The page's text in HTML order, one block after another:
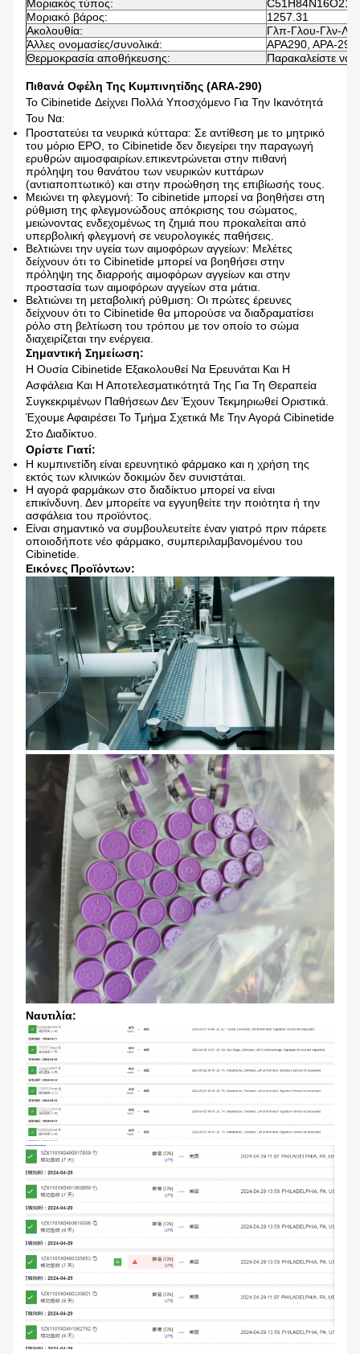
Μοριακός τύπος:
C51H84N16O21
Μοριακό βάρος:
1257.31
Ακολουθία:
Γλπ-Γλου-Γλν-
Άλλες ονομασίες/συνολικά:
ΑΡΑ290, ΑΡΑ-290
Θερμοκρασία αποθήκευσης:
Παρακαλείστε να
Πιθανά Οφέλη Της Κυμπινητίδης (ARA-290)
Το Cibinetide Δείχνει Πολλά Υποσχόμενο Για Την Ικανότητά
Του Να:
Προστατεύει τα νευρικά κύτταρα: Σε αντίθεση με το μητρικό
του μόριο EPO, το Cibinetide δεν διεγείρει την παραγωγή
ερυθρών αιμοσφαιρίων.επικεντρώνεται στην πιθανή
πρόληψη του θανάτου των νευρικών κυττάρων
(αντιαποπτωτικό) και στην προώθηση της επιβίωσής τους.
Μειώνει τη φλεγμονή: Το cibinetide μπορεί να βοηθήσει στη
ρύθμιση της φλεγμονώδους απόκρισης του σώματος,
μειώνοντας ενδεχομένως τη ζημιά που προκαλείται από
υπερβολική φλεγμονή σε νευρολογικές παθήσεις.
Βελτιώνει την υγεία των αιμοφόρων αγγείων: Μελέτες
δείχνουν ότι το Cibinetide μπορεί να βοηθήσει στην
πρόληψη της διαρροής αιμοφόρων αγγείων και στην
προστασία των αιμοφόρων αγγείων στα μάτια.
Βελτιώνει τη μεταβολική ρύθμιση: Οι πρώτες έρευνες
δείχνουν ότι το Cibinetide θα μπορούσε να διαδραματίσει
ρόλο στη βελτίωση του τρόπου με τον οποίο το σώμα
διαχειρίζεται την ενέργεια.
Σημαντική Σημείωση:
Η Ουσία Cibinetide Εξακολουθεί Να Ερευνάται Και Η
Ασφάλεια Και Η Αποτελεσματικότητά Της Για Τη Θεραπεία
Συγκεκριμένων Παθήσεων Δεν Έχουν Τεκμηριωθεί Οριστικά.
Έχουμε Αφαιρέσει Το Τμήμα Σχετικά Με Την Αγορά Cibinetide
Στο Διαδίκτυο.
Ορίστε Γιατί:
Η κυμπινετίδη είναι ερευνητικό φάρμακο και η χρήση της
εκτός των κλινικών δοκιμών δεν συνιστάται.
Η αγορά φαρμάκων στο διαδίκτυο μπορεί να είναι
επικίνδυνη. Δεν μπορείτε να εγγυηθείτε την ποιότητα ή την
ασφάλεια του προϊόντος.
Είναι σημαντικό να συμβουλευτείτε έναν γιατρό πριν πάρετε
οποιοδήποτε νέο φάρμακο, συμπεριλαμβανομένου του
Cibinetide.
Εικόνες Προϊόντων:
Ναυτιλία: